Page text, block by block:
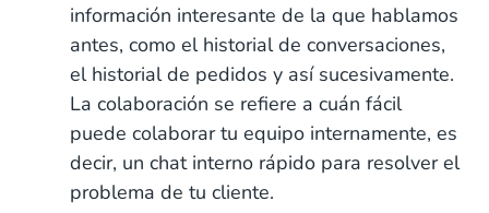
información interesante de la que hablamos
antes, como el historial de conversaciones,
el historial de pedidos y así sucesivamente.
La colaboración se refiere a cuán fácil
puede colaborar tu equipo internamente, es
decir, un chat interno rápido para resolver el
problema de tu cliente.